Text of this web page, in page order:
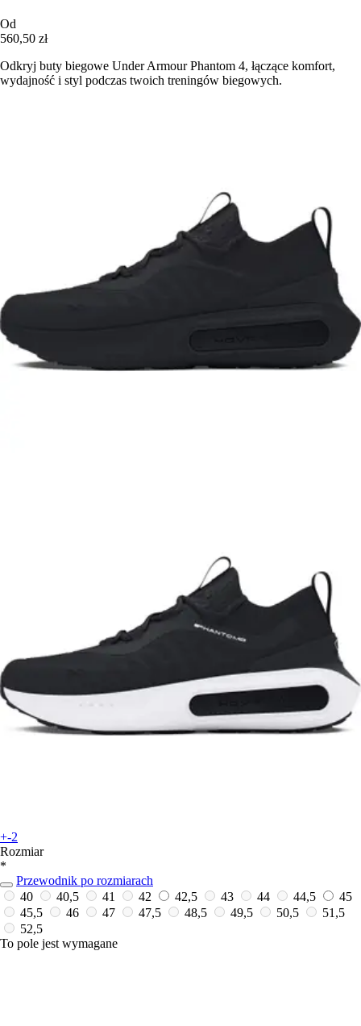
Od
560,50 zł
Odkryj buty biegowe Under Armour Phantom 4, łączące komfort,
wydajność i styl podczas twoich treningów biegowych.
+-2
Rozmiar
*
Przewodnik po rozmiarach
40
40,5 41 42 42,5 43 44 44,5
45
45,5
46 47 47,5 48,5 49,5 50,5
51,5
52,5
To pole jest wymagane